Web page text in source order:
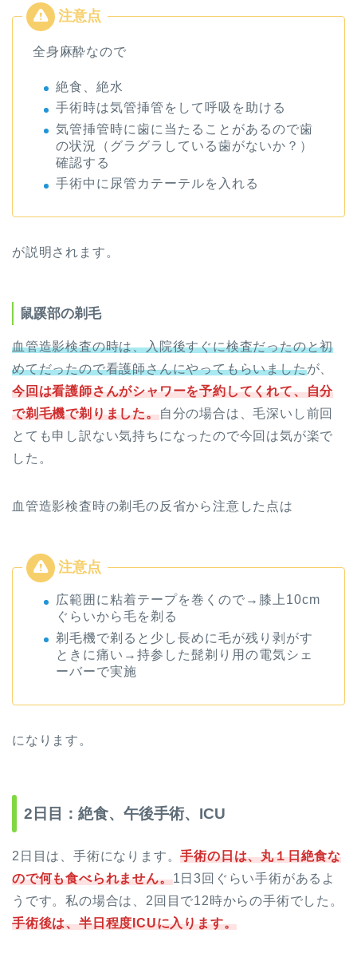
全身麻酔なので
絶食、絶水
手術時は気管挿管をして呼吸を助ける
気管挿管時に歯に当たることがあるので歯
の状況（グラグラしている歯がないか？）
確認する
手術中に尿管カテーテルを入れる
が説明されます。
鼠蹊部の剃毛
血管造影検査の時は、入院後すぐに検査だったのと初
めてだったので看護師さんにやってもらいましたが、
今回は看護師さんがシャワーを予約してくれて、自分
で剃毛機で剃りました。自分の場合は、毛深いし前回
とても申し訳ない気持ちになったので今回は気が楽で
した。
血管造影検査時の剃毛の反省から注意した点は
広範囲に粘着テープを巻くので→膝上10cm
ぐらいから毛を剃る
剃毛機で剃ると少し長めに毛が残り剥がす
ときに痛い→持参した髭剃り用の電気シェ
ーバーで実施
になります。
2日目：絶食、午後手術、ICU
2日目は、手術になります。手術の日は、丸１日絶食な
ので何も食べられません。1日3回ぐらい手術があるよ
うです。私の場合は、2回目で12時からの手術でした。
手術後は、半日程度ICUに入ります。